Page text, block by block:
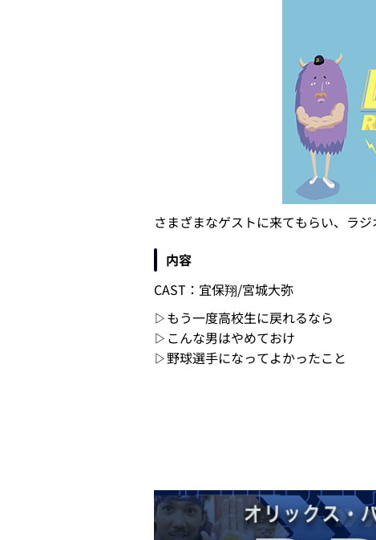
さまざまなゲストに来てもらい、ラ
内容
CAST：宜保翔/宮城大弥
▷もう一度高校生に戻れるなら
▷こんな男はやめておけ
▷野球選手になってよかったこと